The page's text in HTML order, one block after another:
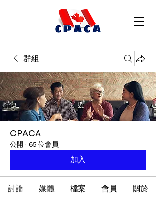
群組
CPACA
公開 · 65 位會員
加入
討論 媒體 檔案 會員 關於